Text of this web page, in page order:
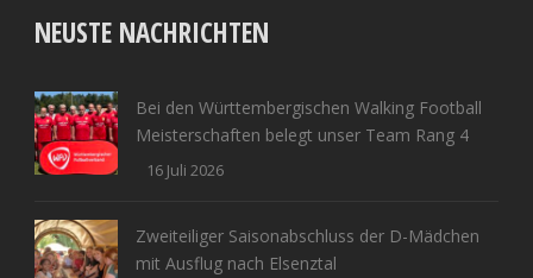
NEUSTE NACHRICHTEN
Bei den Württembergischen Walking Football
Meisterschaften belegt unser Team Rang 4
16 Juli 2026
Zweiteiliger Saisonabschluss der D-Mädchen
mit Ausflug nach Elsenztal